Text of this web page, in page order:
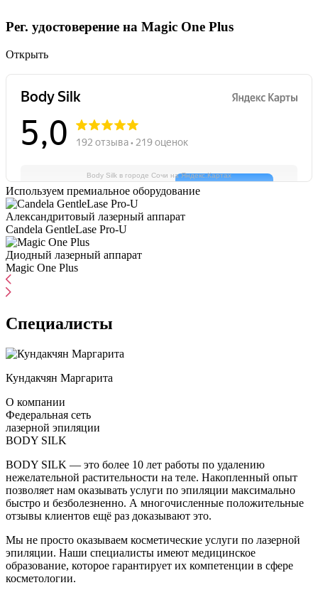
Рег. удостоверение на Magic One Plus
Открыть
Body Silk в городе Сочи на Яндекс.Картах
Используем премиальное оборудование
Александритовый лазерный аппарат
Candela GentleLase Pro-U
Диодный лазерный аппарат
Magic One Plus
Специалисты
Кундакчян Маргарита
О компании
Федеральная сеть
лазерной эпиляции
BODY SILK
BODY SILK — это более 10 лет работы по удалению
нежелательной растительности на теле. Накопленный опыт
позволяет нам оказывать услуги по эпиляции максимально
быстро и безболезненно. А многочисленные положительные
отзывы клиентов ещё раз доказывают это.
Мы не просто оказываем косметические услуги по лазерной
эпиляции. Наши специалисты имеют медицинское
образование, которое гарантирует их компетенции в сфере
косметологии.